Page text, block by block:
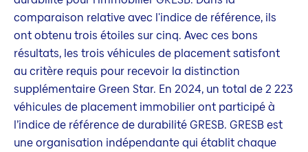
comparaison relative avec l'indice de référence, ils
ont obtenu trois étoiles sur cinq. Avec ces bons
résultats, les trois véhicules de placement satisfont
au critère requis pour recevoir la distinction
supplémentaire Green Star. En 2024, un total de 2 223
véhicules de placement immobilier ont participé à
l’indice de référence de durabilité GRESB. GRESB est
une organisation indépendante qui établit chaque